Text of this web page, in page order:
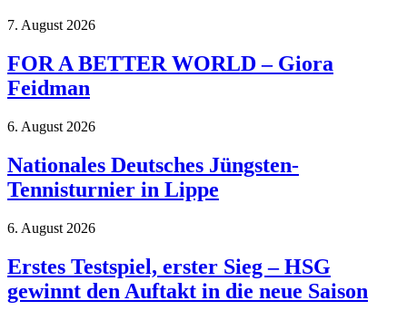
7. August 2026
FOR A BETTER WORLD – Giora
Feidman
6. August 2026
Nationales Deutsches Jüngsten-
Tennisturnier in Lippe
6. August 2026
Erstes Testspiel, erster Sieg – HSG
gewinnt den Auftakt in die neue Saison